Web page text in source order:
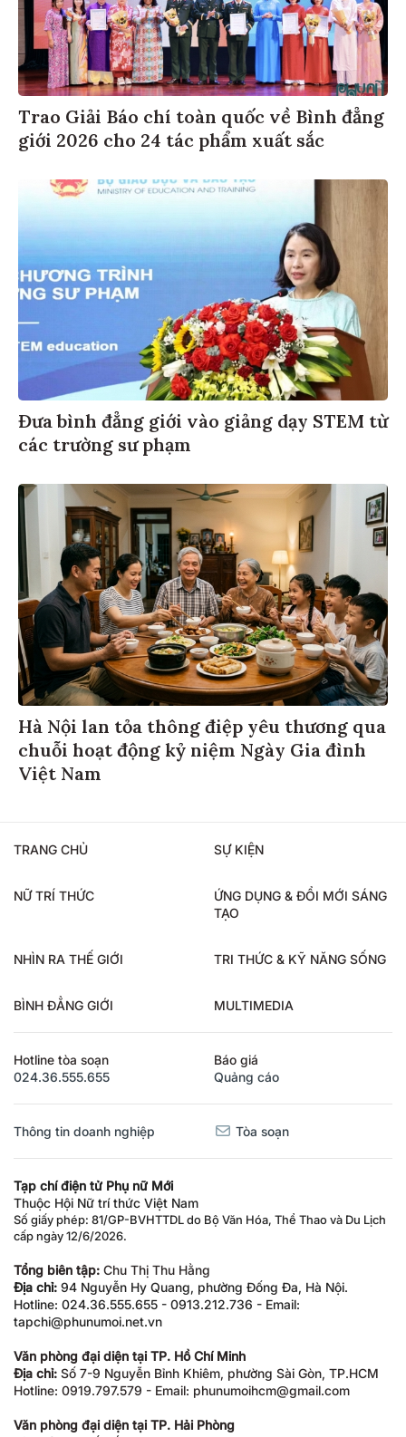
Trao Giải Báo chí toàn quốc về Bình đẳng
giới 2026 cho 24 tác phẩm xuất sắc
Đưa bình đẳng giới vào giảng dạy STEM từ
các trường sư phạm
Hà Nội lan tỏa thông điệp yêu thương qua
chuỗi hoạt động kỷ niệm Ngày Gia đình
Việt Nam
TRANG CHỦ SỰ KIỆN
NỮ TRÍ THỨC
ỨNG DỤNG & ĐỔI MỚI SÁNG
TẠO
NHÌN RA THẾ GIỚI TRI THỨC & KỸ NĂNG SỐNG
BÌNH ĐẲNG GIỚI MULTIMEDIA
Hotline tòa soạn
024.36.555.655
Báo giá
Quảng cáo
Thông tin doanh nghiệp Tòa soạn
Tạp chí điện tử Phụ nữ Mới
Thuộc Hội Nữ trí thức Việt Nam
Số giấy phép: 81/GP-BVHTTDL do Bộ Văn Hóa, Thể Thao và Du Lịch
cấp ngày 12/6/2026.
Tổng biên tập: Chu Thị Thu Hằng
Địa chỉ: 94 Nguyễn Hy Quang, phường Đống Đa, Hà Nội.
Hotline: 024.36.555.655 - 0913.212.736 - Email:
tapchi@phunumoi.net.vn
Văn phòng đại diện tại TP. Hồ Chí Minh
Địa chỉ: Số 7-9 Nguyễn Bỉnh Khiêm, phường Sài Gòn, TP.HCM
Hotline: 0919.797.579 - Email: phunumoihcm@gmail.com
Văn phòng đại diện tại TP. Hải Phòng